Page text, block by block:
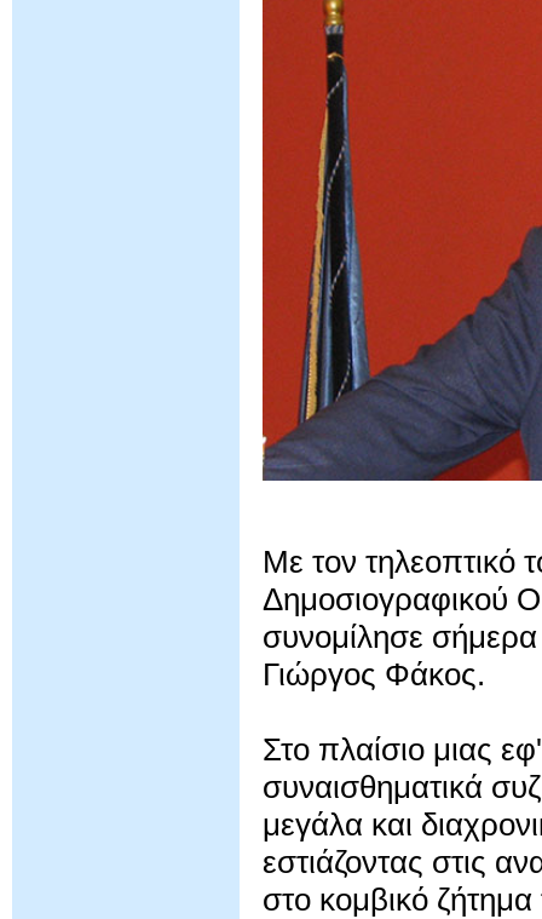
Με τον τηλεοπτικό
Δημοσιογραφικού
συνομίλησε σήμερα
Γιώργος Φάκος.
Στο πλαίσιο μιας
συναισθηματικά
μεγάλα και
εστιάζοντας στις
στο κομβικό